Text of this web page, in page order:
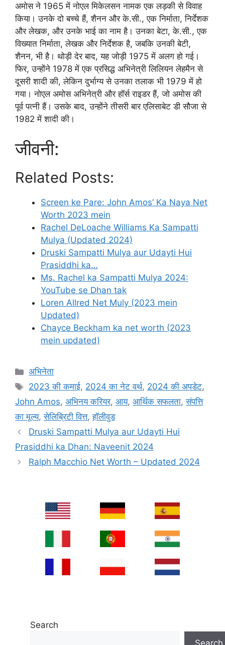
अमोस ने 1965 में नोएल मिकेलसन नामक एक लड़की से विवाह
किया। उनके दो बच्चे हैं, शैनन और के.सी., एक निर्माता, निर्देशक
और लेखक, और उनके भाई का नाम है। उनका बेटा, के.सी., एक
विख्यात निर्माता, लेखक और निर्देशक है, जबकि उनकी बेटी,
शैनन, भी है। थोड़ी देर बाद, यह जोड़ी 1975 में अलग हो गई।
फिर, उन्होंने 1978 में एक प्रसिद्ध अभिनेत्री लिलियन लेहमैन से
दूसरी शादी की, लेकिन दुर्भाग्य से उनका तलाक भी 1979 में हो
गया। नोएल अमोस अभिनेत्री और हॉर्स राइडर हैं, जो अमोस की
पूर्व पत्नी हैं। उसके बाद, उन्होंने तीसरी बार एलिसाबेट डी सौजा से
1982 में शादी की।
जीवनी:
Related Posts:
Screen ke Pare: John Amos’ Ka Naya Net
Worth 2023 mein
Rachel DeLoache Williams Ka Sampatti
Mulya (Updated 2024)
Druski Sampatti Mulya aur Udayti Hui
Prasiddhi ka…
Ms. Rachel ka Sampatti Mulya 2024:
YouTube se Dhan tak
Loren Allred Net Muly (2023 mein
Updated)
Chayce Beckham ka net worth (2023
mein updated)
Categories
अभिनेता
Tags
2023 की कमाई, 2024 का नेट वर्थ, 2024 की अपडेट,
John Amos, अभिनय करियर, आय, आर्थिक सफलता,संपत्ति
का मूल्य,सेलिब्रिटी वित्त,हॉलीवुड
Druski Sampatti Mulya aur Udayti Hui
Prasiddhi ka Dhan: Naveenit 2024
Ralph Macchio Net Worth – Updated 2024
Search
Search